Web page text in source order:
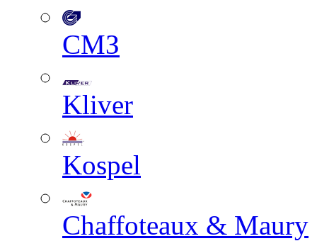
СМЗ
Kliver
Kospel
Chaffoteaux & Maury